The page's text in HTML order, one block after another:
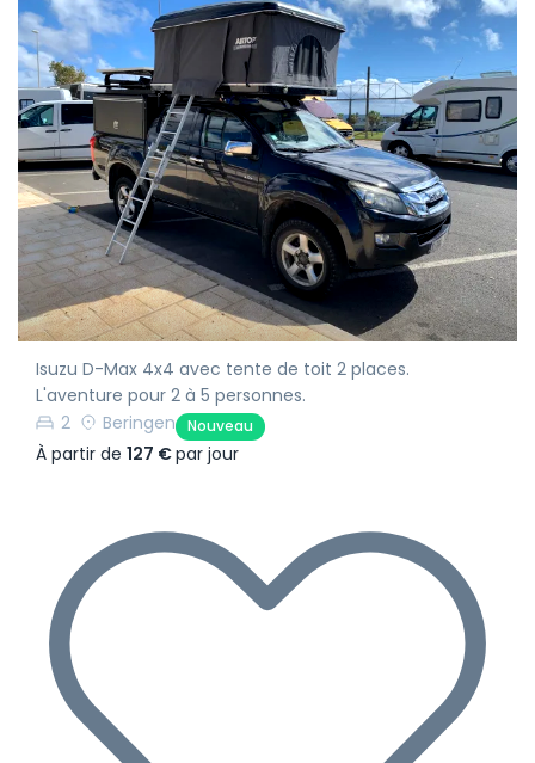
Isuzu D-Max 4x4 avec tente de toit 2 places.
L'aventure pour 2 à 5 personnes.
2
Beringen Nouveau
À partir de 127 €par jour